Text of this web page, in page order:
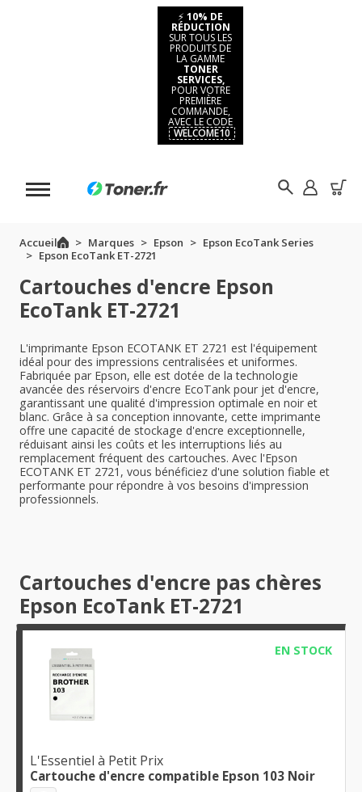
⚡ 10% DE
RÉDUCTION
SUR TOUS LES
PRODUITS DE
LA GAMME
TONER
SERVICES,
POUR VOTRE
PREMIÈRE
COMMANDE,
AVEC LE CODE
WELCOME10
Accueil Marques Epson
Epson EcoTank Series
Epson EcoTank ET-2721
Cartouches d'encre Epson
EcoTank ET-2721
L'imprimante Epson ECOTANK ET 2721 est l'équipement
idéal pour des impressions centralisées et uniformes.
Fabriquée par Epson, elle est dotée de la technologie
avancée des réservoirs d'encre EcoTank pour jet d'encre,
garantissant une qualité d'impression optimale en noir et
blanc. Grâce à sa conception innovante, cette imprimante
offre une capacité de stockage d'encre exceptionnelle,
réduisant ainsi les coûts et les interruptions liés au
remplacement fréquent des cartouches. Avec l'Epson
ECOTANK ET 2721, vous bénéficiez d'une solution fiable et
performante pour répondre à vos besoins d'impression
professionnels.
Cartouches d'encre pas chères
Epson EcoTank ET-2721
EN STOCK
L'Essentiel à Petit Prix
Cartouche d'encre compatible Epson 103 Noir